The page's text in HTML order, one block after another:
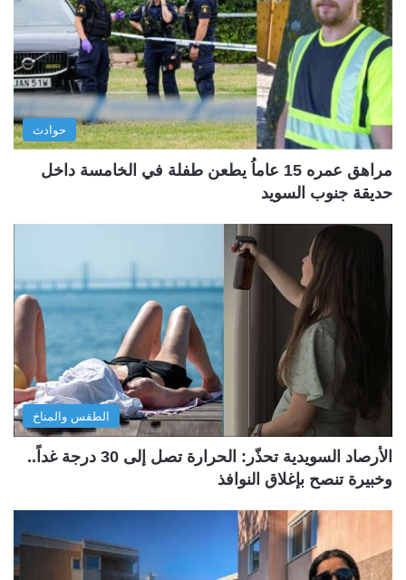
حوادث
مراهق عمره 15 عاماُ يطعن طفلة في الخامسة داخل
حديقة جنوب السويد
الطقس والمناخ
الأرصاد السويدية تحذّر: الحرارة تصل إلى 30 درجة غداً..
وخبيرة تنصح بإغلاق النوافذ